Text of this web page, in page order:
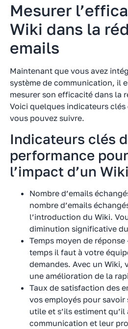
Mesurer
Wiki dans la
emails
Maintenant que vous avez
système de communication, il
mesurer son efficacité dans la
Voici quelques indicateurs
vous pouvez suivre.
Indicateurs clés
performance
l’impact d’un Wiki
Nombre d’emails
nombre d’emails
l’introduction du Wiki.
diminution significative
Temps moyen de
temps il faut à votre
demandes. Avec un Wiki,
une amélioration de la
Taux de satisfaction des
vos employés pour savoir
utile et s’ils estiment
communication et leur